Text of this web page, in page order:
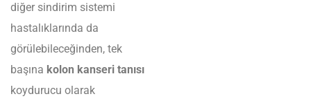
diğer sindirim sistemi
hastalıklarında da
görülebileceğinden, tek
başına kolon kanseri tanısı
koydurucu olarak